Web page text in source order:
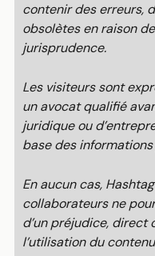
contenir des erreurs,
obsolètes en raison
jurisprudence.
Les visiteurs sont
un avocat qualifié
juridique ou
base des
En aucun cas,
collaborateurs ne
d’un préjudice,
l’utilisation du